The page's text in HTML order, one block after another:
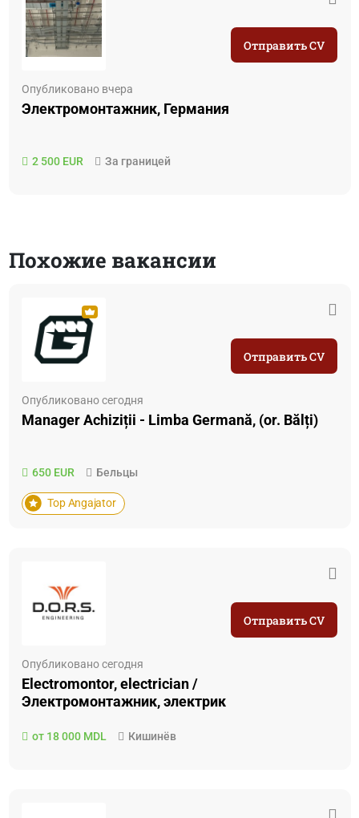
Опубликовано вчера
Электромонтажник, Германия
2 500 EUR За границей
Отправить CV
Похожие вакансии
Опубликовано сегодня
Manager Achiziții - Limba Germană, (or. Bălți)
650 EUR Бельцы
Top Angajator
Отправить CV
Опубликовано сегодня
Electromontor, electrician /
Электромонтажник, электрик
от 18 000 MDL Кишинёв
Отправить CV